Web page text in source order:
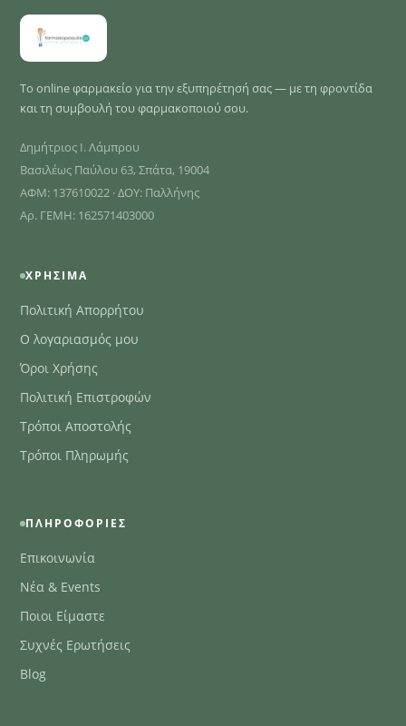
Το online φαρμακείο για την εξυπηρέτησή σας — με τη φροντίδα
και τη συμβουλή του φαρμακοποιού σου.
Δημήτριος Ι. Λάμπρου
Βασιλέως Παύλου 63, Σπάτα, 19004
ΑΦΜ: 137610022 · ΔΟΥ: Παλλήνης
Αρ. ΓΕΜΗ: 162571403000
ΧΡΉΣΙΜΑ
Πολιτική Απορρήτου
Ο λογαριασμός μου
Όροι Χρήσης
Πολιτική Επιστροφών
Τρόποι Αποστολής
Τρόποι Πληρωμής
ΠΛΗΡΟΦΟΡΊΕΣ
Επικοινωνία
Νέα & Events
Ποιοι Είμαστε
Συχνές Ερωτήσεις
Blog